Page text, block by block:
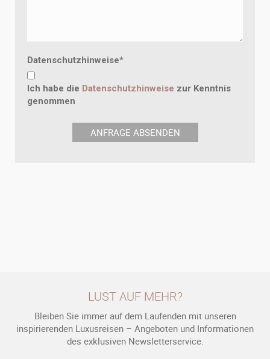
Datenschutzhinweise*
Ich habe die Datenschutzhinweise zur Kenntnis
genommen
LUST AUF MEHR?
Bleiben Sie immer auf dem Laufenden mit unseren
inspirierenden Luxusreisen – Angeboten und Informationen
des exklusiven Newsletterservice.